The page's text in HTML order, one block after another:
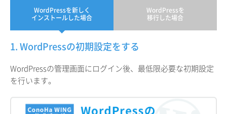
WordPressを新しく
インストールした場合
WordPressを
移行した場合
1. WordPressの初期設定をする
WordPressの管理画面にログイン後、最低限必要な初期設定
を行います。